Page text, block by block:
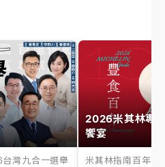
灣九合一選舉
2026米其林專
饗宴
米其林指南百年之